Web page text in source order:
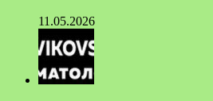
11.05.2026